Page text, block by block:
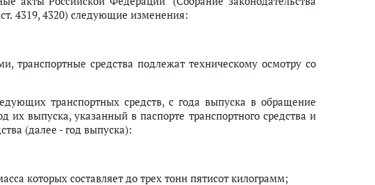
4319, 4320) следующие изменения:
транспортные средства подлежат техническому осмотру со
транспортных средств, с года выпуска в обращение
их выпуска, указанный в паспорте транспортного средства и
(далее - год выпуска):
которых составляет до трех тонн пятисот килограмм;